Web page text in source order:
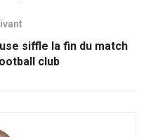
siffle la fin du match
club